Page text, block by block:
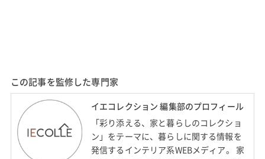
この記事を監修した専門家
イエコレクション 編集部のプロフィール
「彩り添える、家と暮らしのコレクショ
ン」をテーマに、暮らしに関する情報を
発信するインテリア系WEBメディア。 家